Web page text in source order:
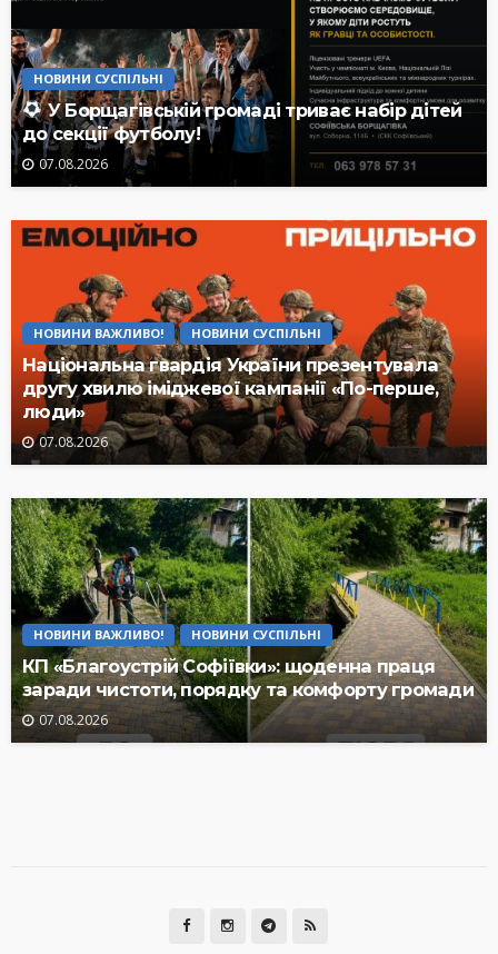
НОВИНИ СУСПІЛЬНІ
У Борщагівській громаді триває набір дітей
до секції футболу!
07.08.2026
НОВИНИ ВАЖЛИВО! НОВИНИ СУСПІЛЬНІ
Національна гвардія України презентувала
другу хвилю іміджевої кампанії «По-перше,
люди»
07.08.2026
НОВИНИ ВАЖЛИВО! НОВИНИ СУСПІЛЬНІ
КП «Благоустрій Софіївки»: щоденна праця
заради чистоти, порядку та комфорту громади
07.08.2026